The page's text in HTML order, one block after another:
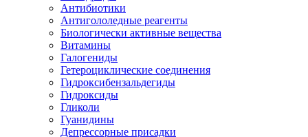
Антибиотики
Антигололедные реагенты
Биологически активные вещества
Витамины
Галогениды
Гетероциклические соединения
Гидроксибензальдегиды
Гидроксиды
Гликоли
Гуанидины
Депрессорные присадки